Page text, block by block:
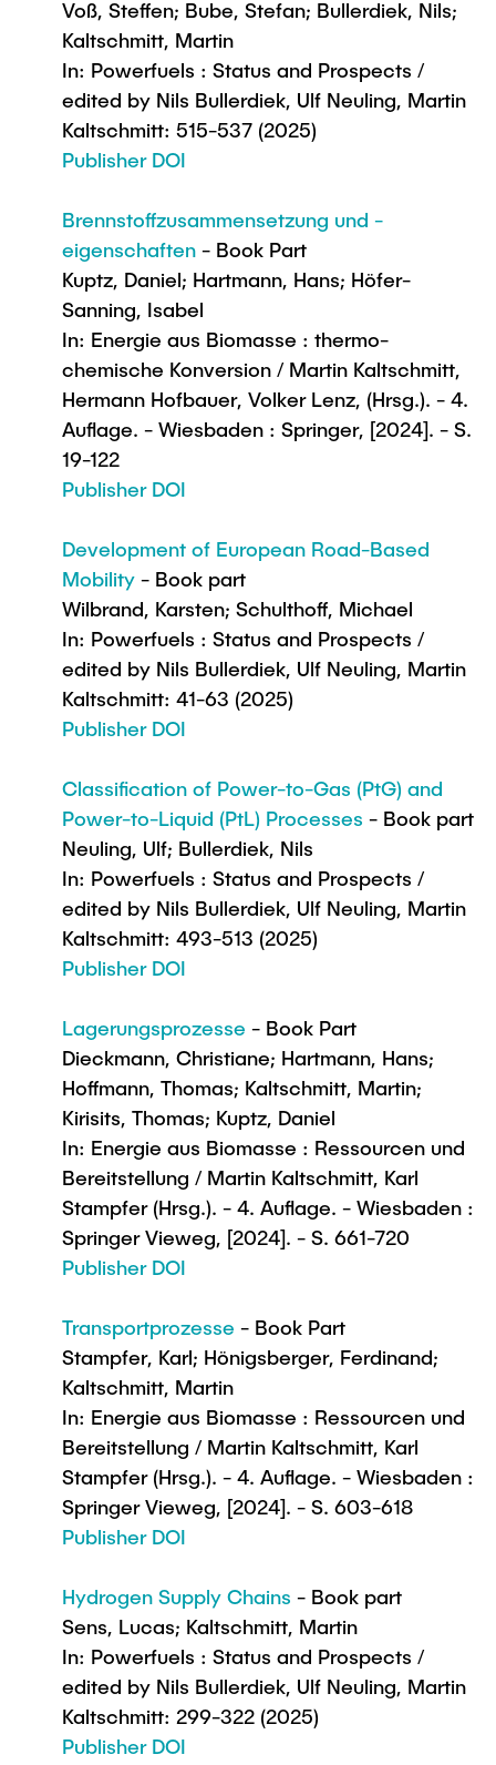
Voß, Steffen; Bube, Stefan; Bullerdiek, Nils;
Kaltschmitt, Martin
In: Powerfuels : Status and Prospects /
edited by Nils Bullerdiek, Ulf Neuling, Martin
Kaltschmitt: 515-537 (2025)
Publisher DOI
Brennstoffzusammensetzung und -
eigenschaften - Book Part
Kuptz, Daniel; Hartmann, Hans; Höfer-
Sanning, Isabel
In: Energie aus Biomasse : thermo-
chemische Konversion / Martin Kaltschmitt,
Hermann Hofbauer, Volker Lenz, (Hrsg.). - 4.
Auflage. - Wiesbaden : Springer, [2024]. - S.
19-122
Publisher DOI
Development of European Road-Based
Mobility - Book part
Wilbrand, Karsten; Schulthoff, Michael
In: Powerfuels : Status and Prospects /
edited by Nils Bullerdiek, Ulf Neuling, Martin
Kaltschmitt: 41-63 (2025)
Publisher DOI
Classification of Power-to-Gas (PtG) and
Power-to-Liquid (PtL) Processes - Book part
Neuling, Ulf; Bullerdiek, Nils
In: Powerfuels : Status and Prospects /
edited by Nils Bullerdiek, Ulf Neuling, Martin
Kaltschmitt: 493-513 (2025)
Publisher DOI
Lagerungsprozesse - Book Part
Dieckmann, Christiane; Hartmann, Hans;
Hoffmann, Thomas; Kaltschmitt, Martin;
Kirisits, Thomas; Kuptz, Daniel
In: Energie aus Biomasse : Ressourcen und
Bereitstellung / Martin Kaltschmitt, Karl
Stampfer (Hrsg.). - 4. Auflage. - Wiesbaden :
Springer Vieweg, [2024]. - S. 661-720
Publisher DOI
Transportprozesse - Book Part
Stampfer, Karl; Hönigsberger, Ferdinand;
Kaltschmitt, Martin
In: Energie aus Biomasse : Ressourcen und
Bereitstellung / Martin Kaltschmitt, Karl
Stampfer (Hrsg.). - 4. Auflage. - Wiesbaden :
Springer Vieweg, [2024]. - S. 603-618
Publisher DOI
Hydrogen Supply Chains - Book part
Sens, Lucas; Kaltschmitt, Martin
In: Powerfuels : Status and Prospects /
edited by Nils Bullerdiek, Ulf Neuling, Martin
Kaltschmitt: 299-322 (2025)
Publisher DOI